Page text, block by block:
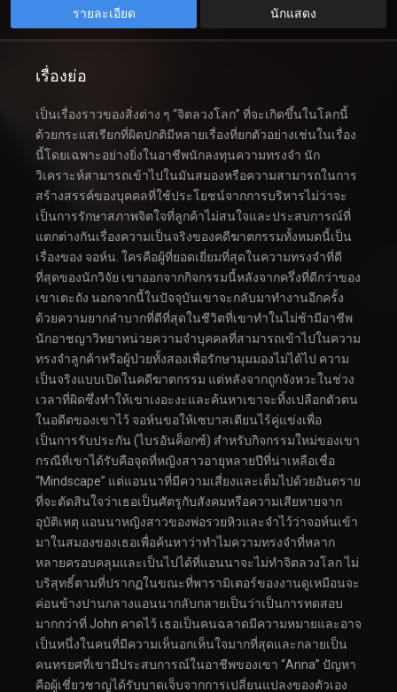
รายละเอียด นักแสดง
เรื่องย่อ
เป็นเรื่องราวของสิ่งต่าง ๆ “จิตลวงโลก” ที่จะเกิดขึ้นในโลกนี้
ด้วยกระแสเรียกที่ผิดปกติมีหลายเรื่องที่ยกตัวอย่างเช่นในเรื่อง
นี้โดยเฉพาะอย่างยิ่งในอาชีพนักลงทุนความทรงจำ นัก
วิเคราะห์สามารถเข้าไปในมันสมองหรือความสามารถในการ
สร้างสรรค์ของบุคคลที่ใช้ประโยชน์จากการบริหารไม่ว่าจะ
เป็นการรักษาสภาพจิตใจที่ลูกค้าไม่สนใจและประสบการณ์ที่
แตกต่างกันเรื่องความเป็นจริงของคดีฆาตกรรมทั้งหมดนี้เป็น
เรื่องของ จอห์น. ใครคือผู้ที่ยอดเยี่ยมที่สุดในความทรงจำที่ดี
ที่สุดของนักวิจัย เขาออกจากกิจกรรมนี้หลังจากครึ่งที่ดีกว่าของ
เขาเตะถัง นอกจากนี้ในปัจจุบันเขาจะกลับมาทำงานอีกครั้ง
ด้วยความยากลำบากที่ดีที่สุดในชีวิตที่เขาทำในไม่ช้ามีอาชีพ
นักอาชญาวิทยาหน่วยความจำบุคคลที่สามารถเข้าไปในความ
ทรงจำลูกค้าหรือผู้ป่วยทั้งสองเพื่อรักษามุมมองไม่ได้ไป ความ
เป็นจริงแบบเปิดในคดีฆาตกรรม แต่หลังจากถูกจังหวะในช่วง
เวลาที่ผิดซึ่งทำให้เขาเงอะงะและค้นหาเขาจะทิ้งเปลือกตัวตน
ในอดีตของเขาไว้ จอห์นขอให้เซบาสเตียนไร้คู่แข่งเพื่อ
เป็นการรับประกัน (ไบรอันค็อกซ์) สำหรับกิจกรรมใหม่ของเขา
กรณีที่เขาได้รับคือจุดที่หญิงสาวอายุหลายปีที่น่าเหลือเชื่อ
“Mindscape” แต่แอนนาที่มีความเสี่ยงและเต็มไปด้วยอันตราย
ที่จะตัดสินใจว่าเธอเป็นศัตรูกับสังคมหรือความเสียหายจาก
อุบัติเหตุ แอนนาหญิงสาวของพ่อรวยหิวและจำไว้ว่าจอห์นเข้า
มาในสมองของเธอเพื่อค้นหาว่าทำไมความทรงจำที่หลาก
หลายครอบคลุมและเป็นไปได้ที่แอนนาจะไม่ทำจิตลวงโลก ไม่
บริสุทธิ์ตามที่ปรากฏในขณะที่พารามิเตอร์ของงานดูเหมือนจะ
ค่อนข้างปานกลางแอนนากลับกลายเป็นว่าเป็นการทดสอบ
มากกว่าที่ John คาดไว้ เธอเป็นคนฉลาดมีความหมายและอาจ
เป็นหนึ่งในคนที่มีความเห็นอกเห็นใจมากที่สุดและกลายเป็น
คนทรยศที่เขามีประสบการณ์ในอาชีพของเขา “Anna” ปัญหา
คือผู้เชี่ยวชาญได้รับบาดเจ็บจากการเปลี่ยนแปลงของตัวเอง